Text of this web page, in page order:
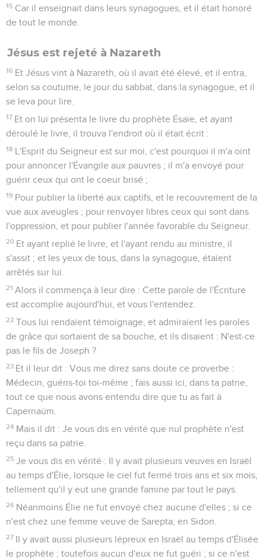
15 Car il enseignait dans leurs synagogues, et il était honoré
de tout le monde.
Jésus est rejeté à Nazareth
16 Et Jésus vint à Nazareth, où il avait été élevé, et il entra,
selon sa coutume, le jour du sabbat, dans la synagogue, et il
se leva pour lire.
17 Et on lui présenta le livre du prophète Ésaïe, et ayant
déroulé le livre, il trouva l'endroit où il était écrit :
18 L'Esprit du Seigneur est sur moi, c'est pourquoi il m'a oint
pour annoncer l'Évangile aux pauvres ; il m'a envoyé pour
guérir ceux qui ont le coeur brisé ;
19 Pour publier la liberté aux captifs, et le recouvrement de la
vue aux aveugles ; pour renvoyer libres ceux qui sont dans
l'oppression, et pour publier l'année favorable du Seigneur.
20 Et ayant replié le livre, et l'ayant rendu au ministre, il
s'assit ; et les yeux de tous, dans la synagogue, étaient
arrêtés sur lui.
21 Alors il commença à leur dire : Cette parole de l'Écriture
est accomplie aujourd'hui, et vous l'entendez.
22 Tous lui rendaient témoignage, et admiraient les paroles
de grâce qui sortaient de sa bouche, et ils disaient : N'est-ce
pas le fils de Joseph ?
23 Et il leur dit : Vous me direz sans doute ce proverbe :
Médecin, guéris-toi toi-même ; fais aussi ici, dans ta patrie,
tout ce que nous avons entendu dire que tu as fait à
Capernaüm.
24 Mais il dit : Je vous dis en vérité que nul prophète n'est
reçu dans sa patrie.
25 Je vous dis en vérité : Il y avait plusieurs veuves en Israël
au temps d'Élie, lorsque le ciel fut fermé trois ans et six mois,
tellement qu'il y eut une grande famine par tout le pays.
26 Néanmoins Élie ne fut envoyé chez aucune d'elles ; si ce
n'est chez une femme veuve de Sarepta, en Sidon.
27 Il y avait aussi plusieurs lépreux en Israël au temps d'Élisée
le prophète ; toutefois aucun d'eux ne fut guéri ; si ce n'est